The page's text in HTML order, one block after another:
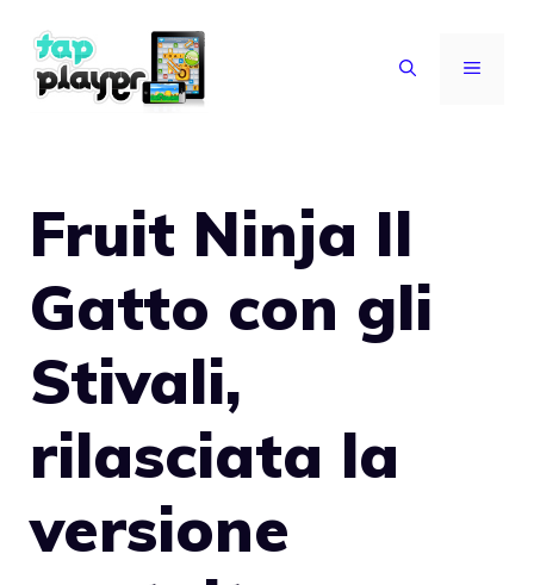
contenuto
MENU
Fruit Ninja Il
Gatto con gli
Stivali,
rilasciata la
versione